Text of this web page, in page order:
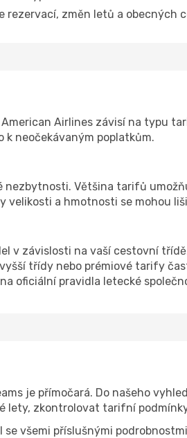
rezervací, změn letů a obecných
Airlines závisí na typu
neočekávaným poplatkům.
Většina tarifů
a hmotnosti se mohou
v závislosti na vaší cestovní
třídy nebo prémiové tarify
oficiální pravidla letecké
je přímočará. Do našeho
zkontrolovat tarifní
všemi příslušnými